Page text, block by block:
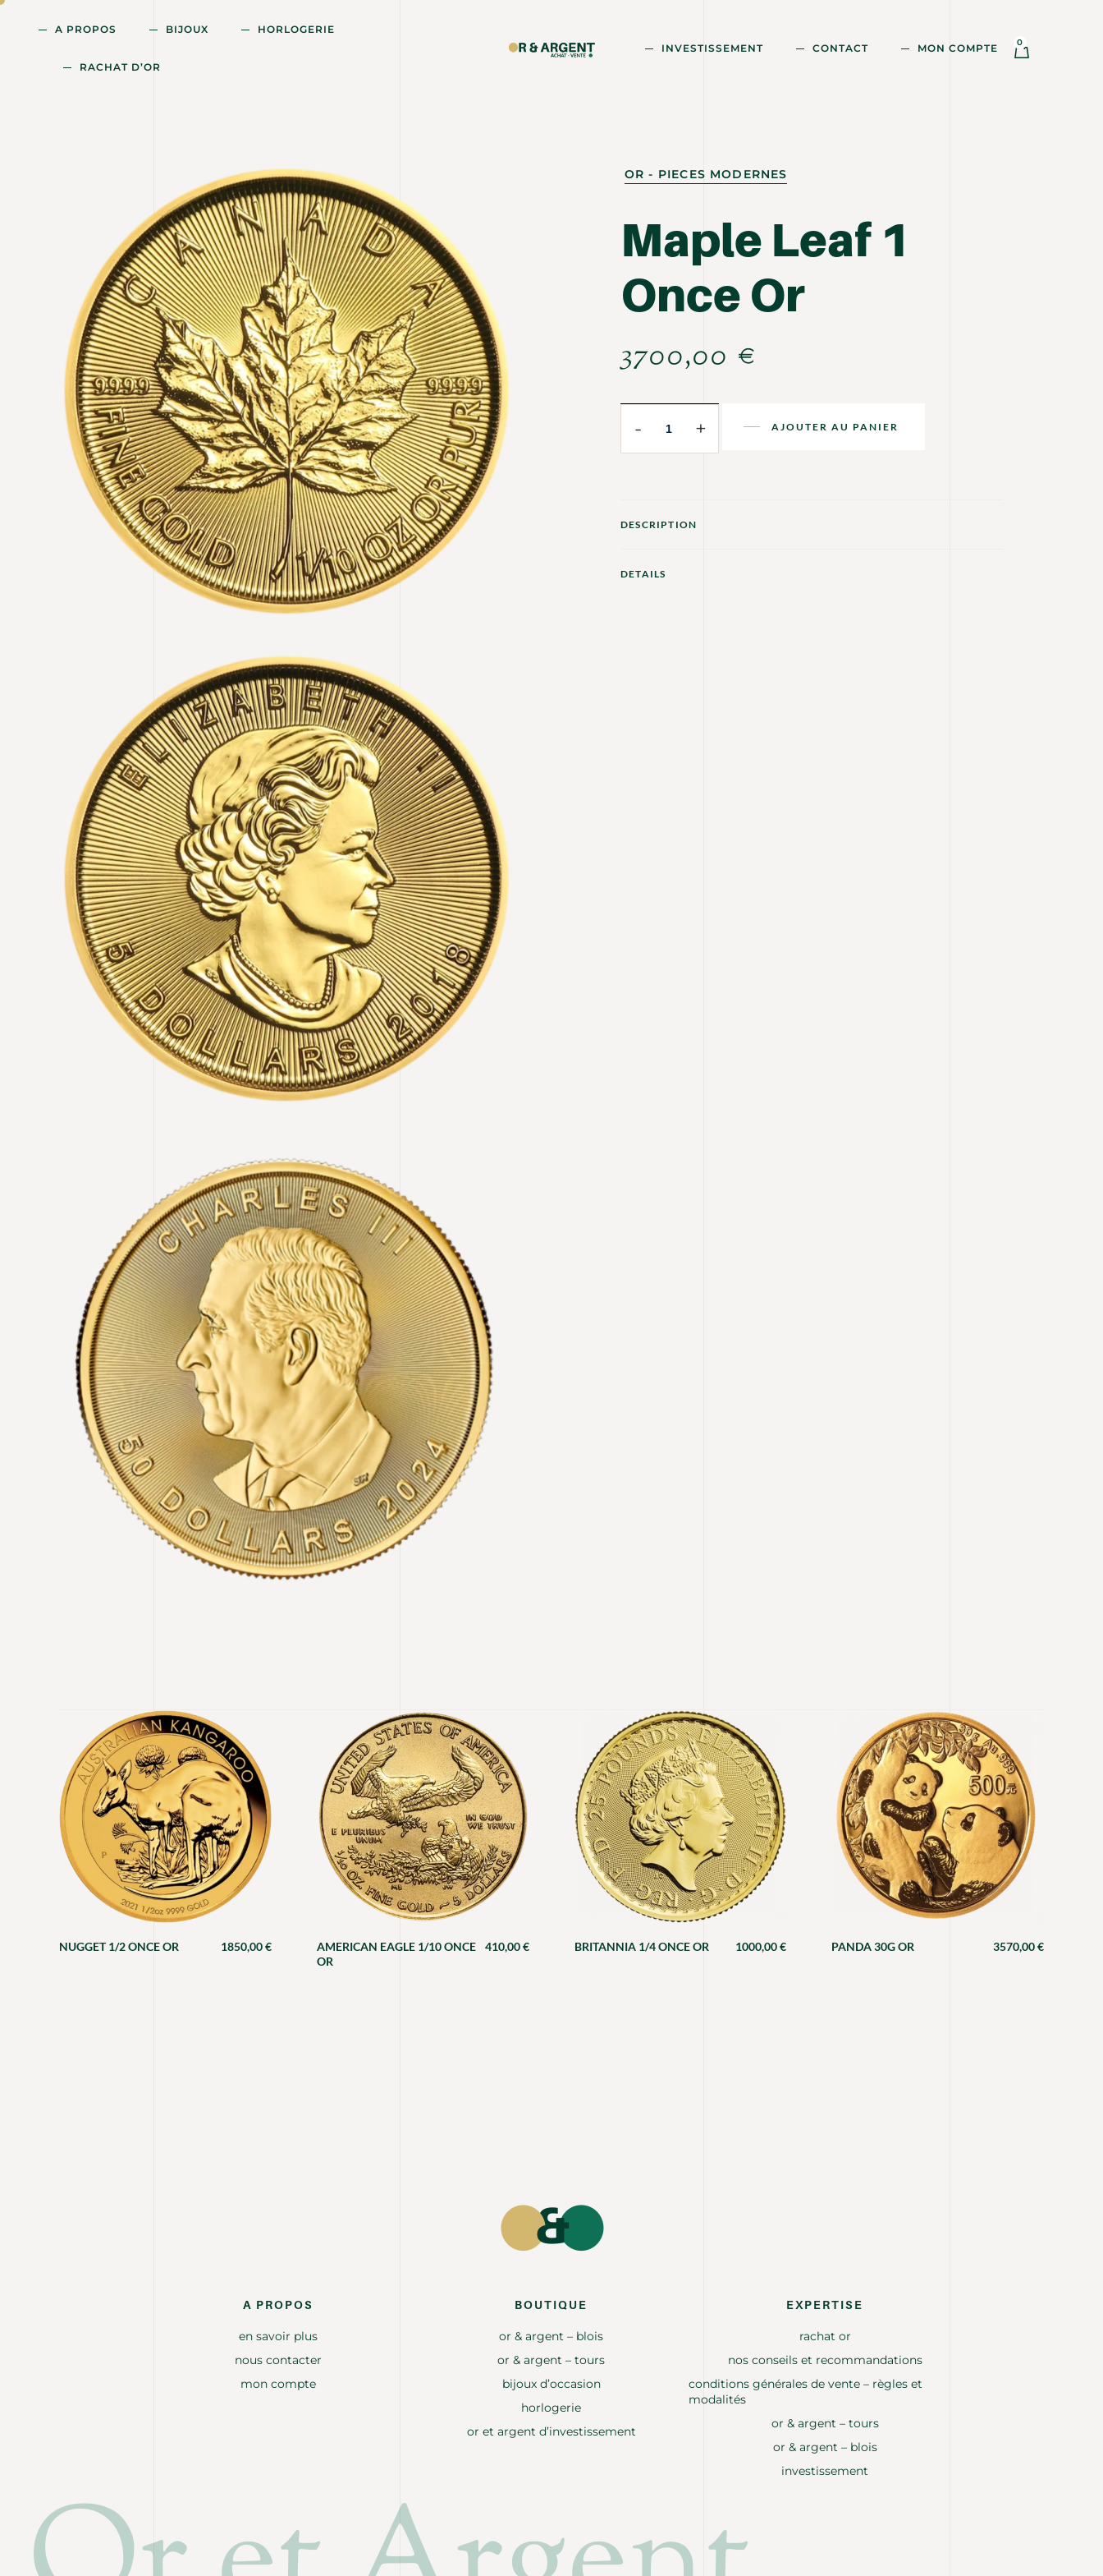
A PROPOS BIJOUX HORLOGERIE
RACHAT D’OR
INVESTISSEMENT CONTACT MON COMPTE 0
OR - PIECES MODERNES
Maple Leaf 1
Once Or
3700,00 €
- + AJOUTER AU PANIER
DESCRIPTION
DETAILS
NUGGET 1/2 ONCE OR 1850,00€
AMERICAN EAGLE 1/10 ONCE
OR
410,00€ BRITANNIA 1/4 ONCE OR 1000,00€ PANDA 30G OR 3570,00€
A PROPOS
en savoir plus
nous contacter
mon compte
BOUTIQUE
or & argent – blois
or & argent – tours
bijoux d’occasion
horlogerie
or et argent d’investissement
EXPERTISE
rachat or
nos conseils et recommandations
conditions générales de vente – règles et
modalités
or & argent – tours
or & argent – blois
investissement